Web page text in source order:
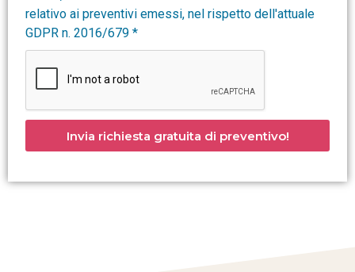
relativo ai preventivi emessi, nel rispetto dell'attuale
GDPR n. 2016/679 *
Invia richiesta gratuita di preventivo!